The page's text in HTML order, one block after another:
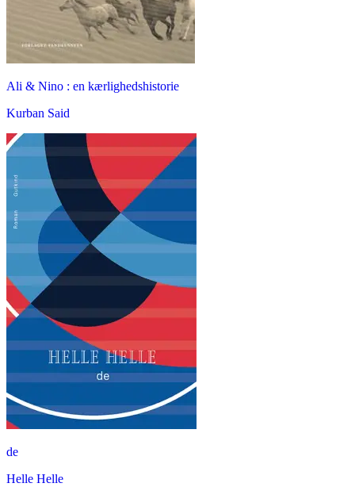
Ali & Nino : en kærlighedshistorie
Kurban Said
de
Helle Helle